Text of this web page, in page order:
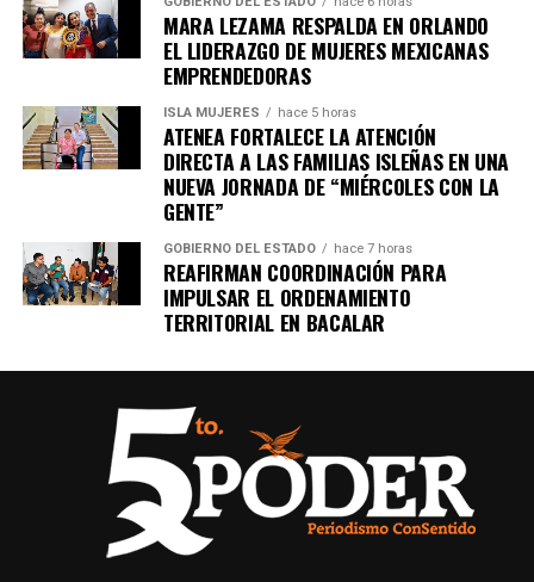
Quinto Poder y recibe las noticias más
importantes de Quintana Roo directamente
en tu teléfono.
Unirme al canal de WhatsApp
MARA LEZAMA RESPALDA EN ORLANDO
EL LIDERAZGO DE MUJERES MEXICANAS
EMPRENDEDORAS
ISLA MUJERES hace 5 horas
ATENEA FORTALECE LA ATENCIÓN
DIRECTA A LAS FAMILIAS ISLEÑAS EN UNA
NUEVA JORNADA DE “MIÉRCOLES CON LA
GENTE”
GOBIERNO DEL ESTADO hace 7 horas
REAFIRMAN COORDINACIÓN PARA
IMPULSAR EL ORDENAMIENTO
TERRITORIAL EN BACALAR